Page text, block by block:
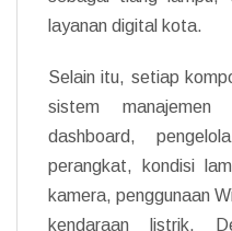
layanan digital kota.
Selain itu, setiap
sistem manajemen
dashboard,
perangkat, kondisi
kamera, penggunaan
kendaraan listrik.